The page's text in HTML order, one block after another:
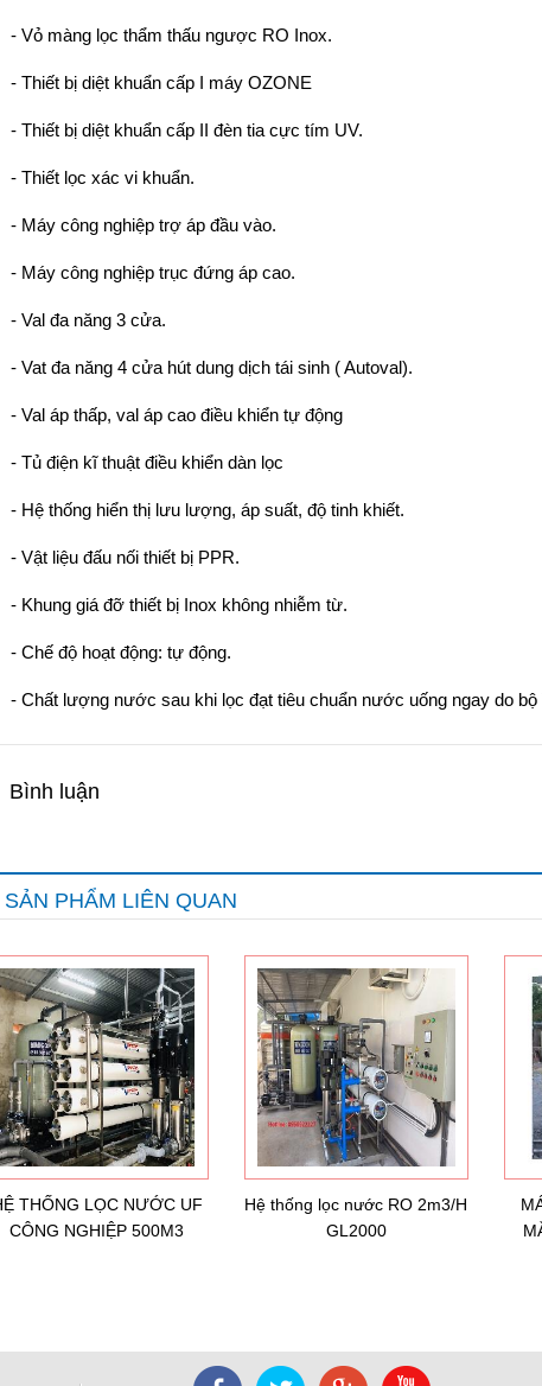
- Vỏ màng lọc thẩm thấu ngược RO Inox.
- Thiết bị diệt khuẩn cấp I máy OZONE
- Thiết bị diệt khuẩn cấp II đèn tia cực tím UV.
- Thiết lọc xác vi khuẩn.
- Máy công nghiệp trợ áp đầu vào.
- Máy công nghiệp trục đứng áp cao.
- Val đa năng 3 cửa.
- Vat đa năng 4 cửa hút dung dịch tái sinh ( Autoval).
- Val áp thấp, val áp cao điều khiển tự động
- Tủ điện kĩ thuật điều khiển dàn lọc
- Hệ thống hiển thị lưu lượng, áp suất, độ tinh khiết.
- Vật liệu đấu nối thiết bị PPR.
- Khung giá đỡ thiết bị Inox không nhiễm từ.
- Chế độ hoạt động: tự động.
- Chất lượng nước sau khi lọc đạt tiêu chuẩn nước uống ngay do
Bình luận
SẢN PHẨM LIÊN QUAN
THỐNG LỌC NƯỚC UF
CÔNG NGHIỆP 500M3
Hệ thống lọc nước RO 2m3/H
GL2000